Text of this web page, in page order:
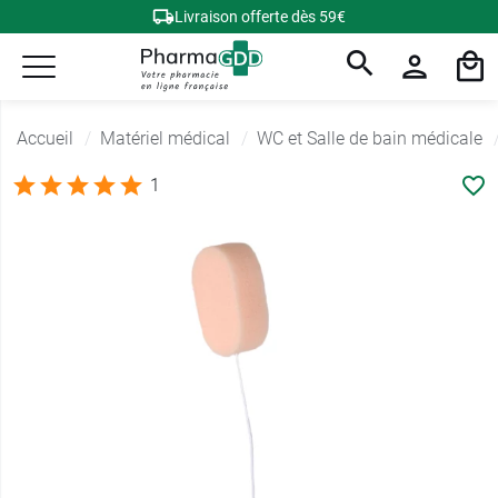
Livraison offerte dès 59€
Accueil Matériel médical WC et Salle de bain médicale
1